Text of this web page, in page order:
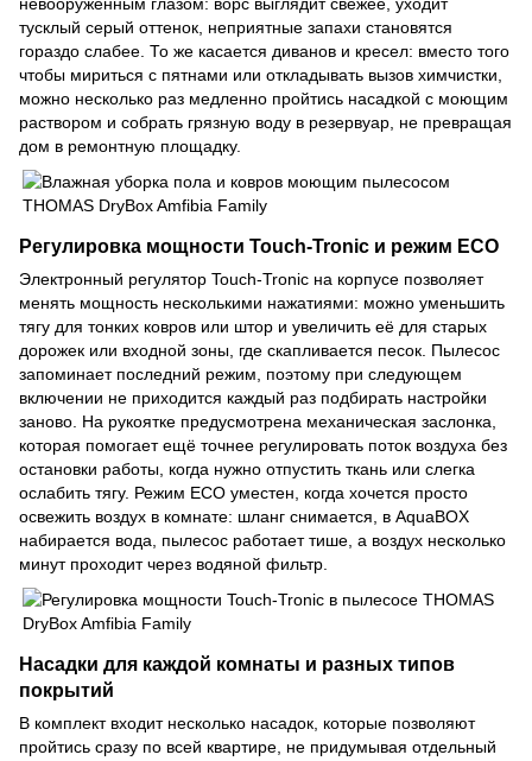
невооружённым глазом: ворс выглядит свежее, уходит
тусклый серый оттенок, неприятные запахи становятся
гораздо слабее. То же касается диванов и кресел: вместо того
чтобы мириться с пятнами или откладывать вызов химчистки,
можно несколько раз медленно пройтись насадкой с моющим
раствором и собрать грязную воду в резервуар, не превращая
дом в ремонтную площадку.
Регулировка мощности Touch-Tronic и режим ECO
Электронный регулятор Touch-Tronic на корпусе позволяет
менять мощность несколькими нажатиями: можно уменьшить
тягу для тонких ковров или штор и увеличить её для старых
дорожек или входной зоны, где скапливается песок. Пылесос
запоминает последний режим, поэтому при следующем
включении не приходится каждый раз подбирать настройки
заново. На рукоятке предусмотрена механическая заслонка,
которая помогает ещё точнее регулировать поток воздуха без
остановки работы, когда нужно отпустить ткань или слегка
ослабить тягу. Режим ECO уместен, когда хочется просто
освежить воздух в комнате: шланг снимается, в AquaBOX
набирается вода, пылесос работает тише, а воздух несколько
минут проходит через водяной фильтр.
Насадки для каждой комнаты и разных типов
покрытий
В комплект входит несколько насадок, которые позволяют
пройтись сразу по всей квартире, не придумывая отдельный